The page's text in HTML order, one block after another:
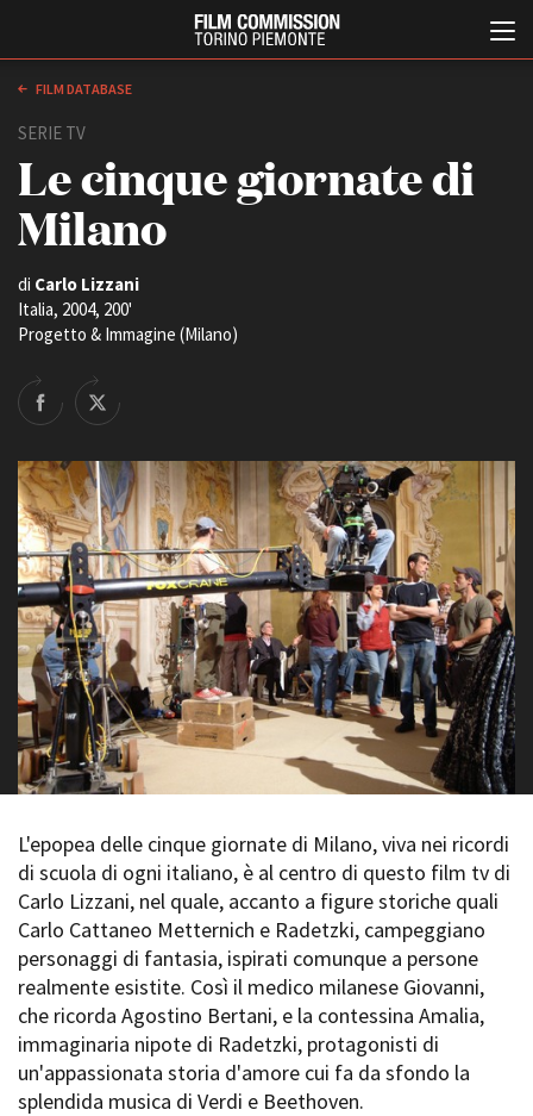
ABOUT
Chi siamo
Contatti
La sede
Partner
Rete regionale
Bilancio sociale
Amministrazione
trasparente
Bandi e gare
Sostenibilità ambientale
SERVIZI
Servizi generali
Spazi nella sede FCTP
Sala Casting
Sala Paolo Tenna
FILM FUNDS
Piemonte Film Tv Fund
Piemonte Film Tv
Development Fund
Piemonte Doc Film Fund
Short Film Fund
Production Days
Avenue Cove - Erasmus +
Guarda che storia!
La Grazia - Immagini e
location della Torino di Paolo
Sorrentino
Open Day
Ciak in TOur!
FESTIVAL, MARKETS,
AWARDS
International Film Festival
Rotterdam
Festival de Cannes
Biografilm Festival - Bio to B
Industry Days
Locarno Film Festival
Mostra Internazionale d’Arte
Cinematografica Venezia
Toronto International Film
Festival
Festa del Cinema di Roma
Torino Film Festival
FILM DATABASE
SERIE TV
Le cinque giornate di
Milano
di Carlo Lizzani
Italia, 2004, 200'
Progetto & Immagine (Milano)
L'epopea delle cinque giornate di Milano, viva nei ricordi
di scuola di ogni italiano, è al centro di questo film tv di
Carlo Lizzani, nel quale, accanto a figure storiche quali
Carlo Cattaneo Metternich e Radetzki, campeggiano
personaggi di fantasia, ispirati comunque a persone
realmente esistite. Così il medico milanese Giovanni,
che ricorda Agostino Bertani, e la contessina Amalia,
immaginaria nipote di Radetzki, protagonisti di
un'appassionata storia d'amore cui fa da sfondo la
splendida musica di Verdi e Beethoven.